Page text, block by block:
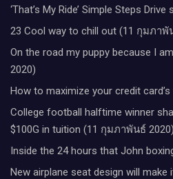
‘That’s My Ride’ Simple Steps
23 Cool way to chill out (11 กุมภาพั
On the road my puppy because I
2020)
How to maximize your credit
College football halftime winner
$100G in tuition (11 กุมภาพันธ์ 2020)
Inside the 24 hours that John
New airplane seat design will make